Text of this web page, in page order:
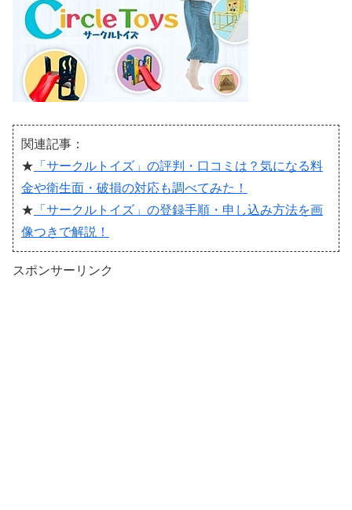
関連記事：
★ 「サークルトイズ」の評判・口コミは？気になる料
金や衛生面・破損の対応も調べてみた！
★ 「サークルトイズ」の登録手順・申し込み方法を画
像つきで解説！
スポンサーリンク